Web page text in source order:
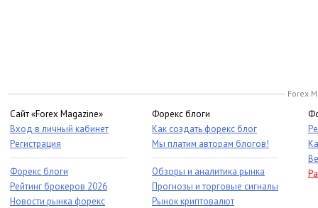
Forex
Сайт «Forex Magazine»
Вход в личный кабинет
Регистрация
Форекс блоги
Рейтинг брокеров 2026
Новости рынка форекс
Форекс блоги
Как создать форекс блог
Мы платим авторам блогов!
Обзоры и аналитика рынка
Прогнозы и торговые сигналы
Рынок криптовалют